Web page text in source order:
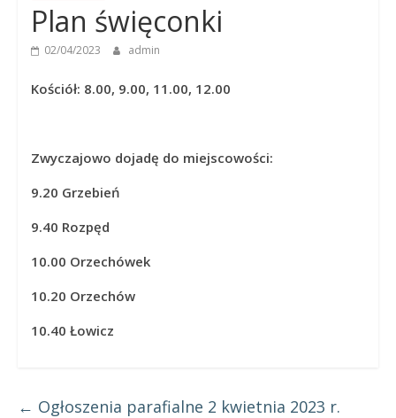
Plan święconki
02/04/2023 admin
Kościół: 8.00, 9.00, 11.00, 12.00
Zwyczajowo dojadę do miejscowości:
9.20 Grzebień
9.40 Rozpęd
10.00 Orzechówek
10.20 Orzechów
10.40 Łowicz
← Ogłoszenia parafialne 2 kwietnia 2023 r.